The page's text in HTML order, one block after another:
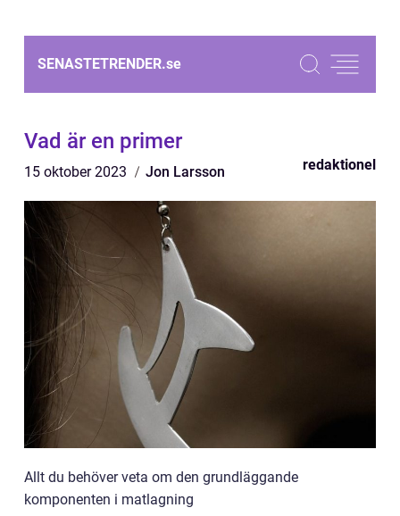
SENASTETRENDER.se
Vad är en primer
15 oktober 2023 Jon Larsson redaktionel
Allt du behöver veta om den grundläggande
komponenten i matlagning